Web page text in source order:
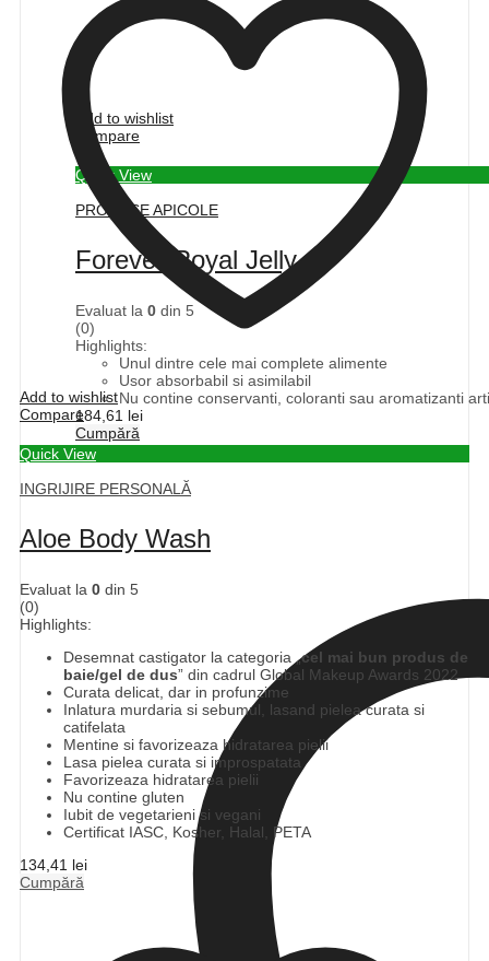
Add to wishlist
Compare
Quick View
PRODUSE APICOLE
Forever Royal Jelly
Evaluat la 0 din 5
(0)
Highlights:
Unul dintre cele mai complete alimente
Usor absorbabil si asimilabil
Nu contine conservanti, coloranti sau aromatizanti
184,61 lei
Cumpără
Add to wishlist
Compare
Quick View
INGRIJIRE PERSONALĂ
Aloe Body Wash
Evaluat la 0 din 5
(0)
Highlights:
Desemnat castigator la categoria „cel mai bun produs de
baie/gel de dus” din cadrul Global Makeup Awards 2022
Curata delicat, dar in profunzime
Inlatura murdaria si sebumul, lasand pielea curata si
catifelata
Mentine si favorizeaza hidratarea pielii
Lasa pielea curata si improspatata
Favorizeaza hidratarea pielii
Nu contine gluten
Iubit de vegetarieni si vegani
Certificat IASC, Kosher, Halal, PETA
134,41 lei
Cumpără